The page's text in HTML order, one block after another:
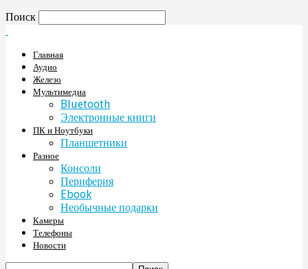
Поиск
Главная
Аудио
Железо
Мультимедиа
Bluetooth
Электронные книги
ПК и Ноутбуки
Планшетники
Разное
Консоли
Периферия
Ebook
Необычные подарки
Камеры
Телефоны
Новости